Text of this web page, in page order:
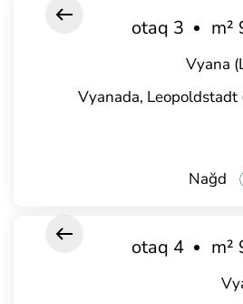
Vyanada, Leopoldstadt
3 otaq
Nağd
4 otaq